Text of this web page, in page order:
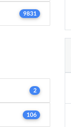
9831
2
106